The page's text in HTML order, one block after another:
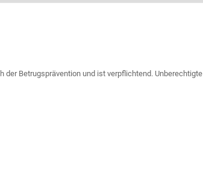
Betrugsprävention und ist verpflichtend. Unberechtigte